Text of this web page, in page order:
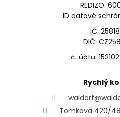
REDIZO:
ID datové
IČ:
DIČ:
č. účtu:
Rychlý
Tomkova 420/